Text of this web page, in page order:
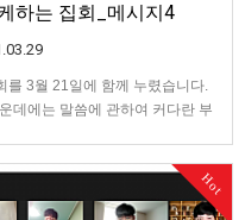
하는 집회_메시지4
를 3월 21일에 함께 누렸습니다.
데에는 말씀에 관하여 커다란 부
Hot